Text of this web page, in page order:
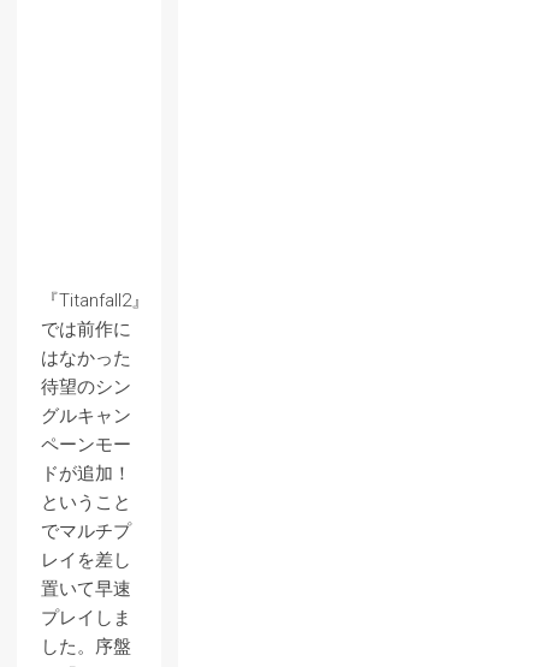
『Titanfall2』
では前作に
はなかった
待望のシン
グルキャン
ペーンモー
ドが追加！
ということ
でマルチプ
レイを差し
置いて早速
プレイしま
した。序盤